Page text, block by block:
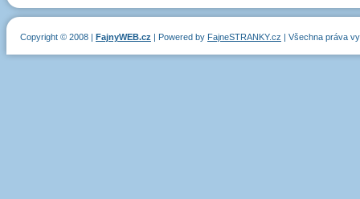
Copyright © 2008 | FajnyWEB.cz | Powered by FajneSTRANKY.cz | Všechna práva